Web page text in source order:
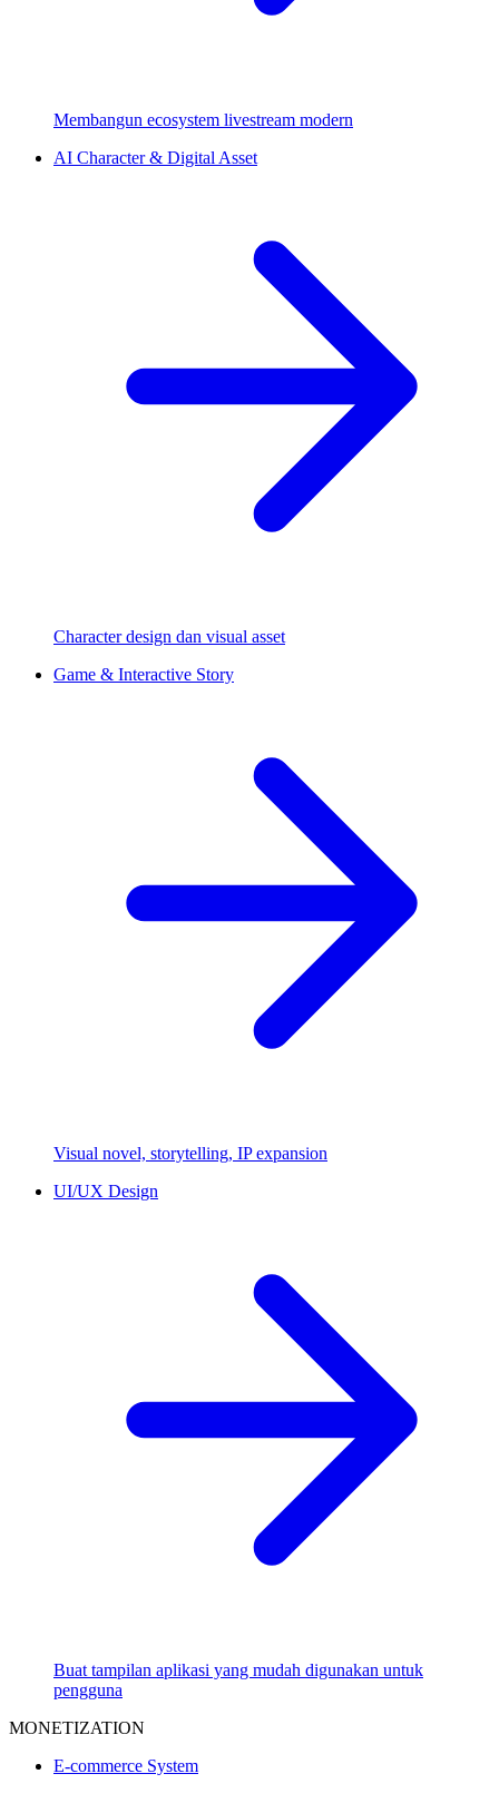
Membangun ecosystem livestream modern
AI Character & Digital Asset
Character design dan visual asset
Game & Interactive Story
Visual novel, storytelling, IP expansion
UI/UX Design
Buat tampilan aplikasi yang mudah digunakan untuk
pengguna
MONETIZATION
E-commerce System